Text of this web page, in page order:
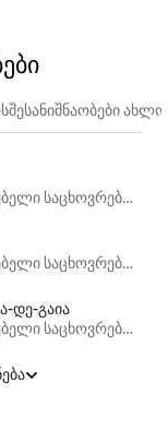
დასასვენებელი საცხოვრებლები
დასასვენებელი საცხოვრებლები
დე-გაია
დასასვენებელი საცხოვრებლები